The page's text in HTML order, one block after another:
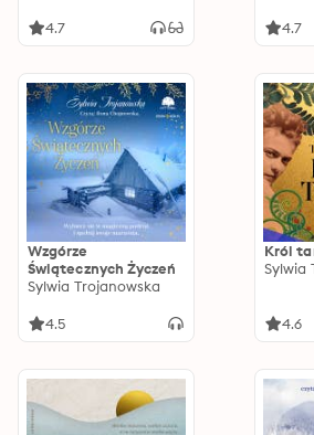
4.7 4.7
Wzgórze
Świątecznych Życzeń
Sylwia Trojanowska
4.5
Król
Sylwia
4.6